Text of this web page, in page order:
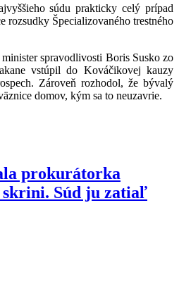
súdu prakticky celý prípad
rozsudky Špecializovaného trestného
spravodlivosti Boris Susko zo
vstúpil do Kováčikovej kauzy
Zároveň rozhodol, že bývalý
domov, kým sa to neuzavrie.
prokurátorka
Súd ju zatiaľ